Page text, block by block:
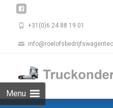
+31(0)6 24 88 19 01
Menu